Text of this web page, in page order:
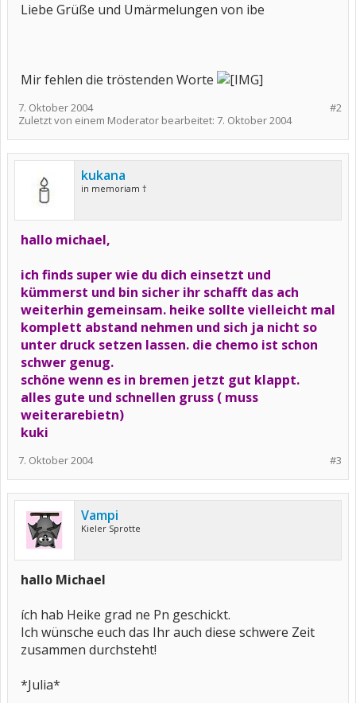
Liebe Grüße und Umärmelungen von ibe
Mir fehlen die tröstenden Worte
#2
7. Oktober 2004
Zuletzt von einem Moderator bearbeitet: 7. Oktober 2004
kukana
in memoriam †
hallo michael,
ich finds super wie du dich einsetzt und
kümmerst und bin sicher ihr schafft das ach
weiterhin gemeinsam. heike sollte vielleicht mal
komplett abstand nehmen und sich ja nicht so
unter druck setzen lassen. die chemo ist schon
schwer genug.
schöne wenn es in bremen jetzt gut klappt.
alles gute und schnellen gruss ( muss
weiterarebietn)
kuki
#3
7. Oktober 2004
Vampi
Kieler Sprotte
hallo Michael
ích hab Heike grad ne Pn geschickt.
Ich wünsche euch das Ihr auch diese schwere Zeit
zusammen durchsteht!
*Julia*